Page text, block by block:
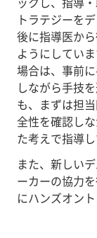
ックし、指導
トラテジーを
後に指導医か
ようにしてい
場合は、事前
しながら手技
も、まずは担
全性を確認し
た考えで指導し
また、新しい
ーカーの協力
にハンズオン